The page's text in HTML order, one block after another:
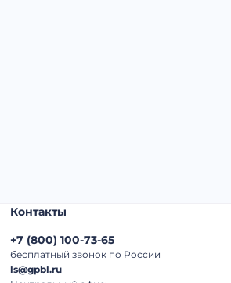
Контакты
+7 (800) 100-73-65
бесплатный звонок по России
ls@gpbl.ru